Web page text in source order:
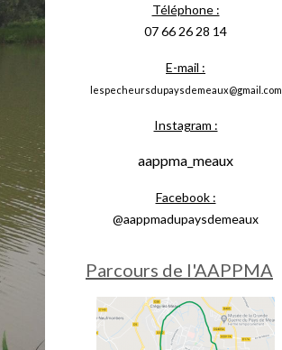
Téléphone :
07 66 26 28 14
E-mail :
lespecheursdupaysdemeaux@gmail.com
Instagram :
aappma_meaux
Facebook :
@aappmadupaysdemeaux
Parcours de l'AAPPMA